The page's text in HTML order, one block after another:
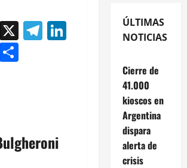
Email
X Telegram
LinkedIn
WhatsApp
ÚLTIMAS
NOTICIAS
Cierre de
41.000
kioscos en
Argentina
dispara
alerta de
crisis